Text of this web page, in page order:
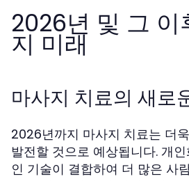
2026년 및 그 이
지 미래
마사지 치료의 새로
2026년까지 마사지 치료는 더
발전할 것으로 예상됩니다. 개
인 기술이 결합하여 더 많은 사